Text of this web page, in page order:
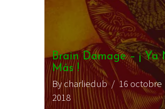
Brain Damage – ¡ Ya
Más !
By charliedub/ 16 octobre
2018